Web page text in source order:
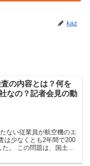
kaz
査の内容とは？何を
なの？記者会見の動
ない従業員が航空機のエ
は少なくとも2年間で200
。 この問題は、国土交